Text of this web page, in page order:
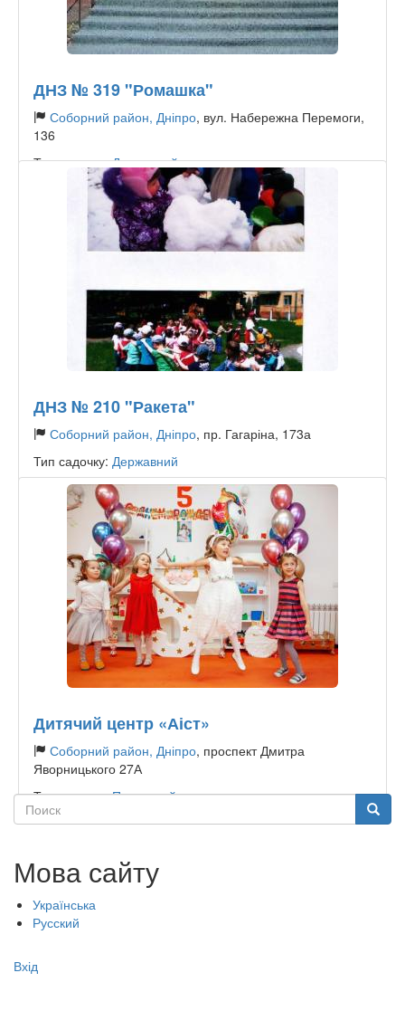
ДНЗ № 319 "Ромашка"
Соборний район, Дніпро, вул. Набережна Перемоги,
136
Тип садочку:Державний
ДНЗ № 210 "Ракета"
Соборний район, Дніпро, пр. Гагаріна, 173а
Тип садочку: Державний
Дитячий центр «Аіст»
Соборний район, Дніпро, проспект Дмитра
Яворницького 27А
Тип садочку:Приватний
Поиск Поиск
Мова сайту
Українська
Русский
Меню
Вхід